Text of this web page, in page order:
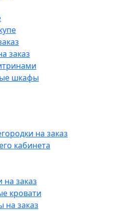
заказ
шкафы
на заказ
кабинета
заказ
кровати
на заказ